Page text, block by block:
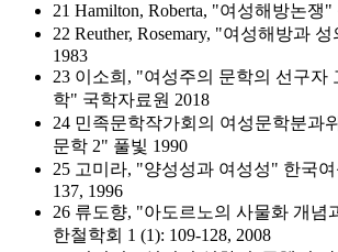
21 Hamilton, Roberta, "여성해방논쟁"
22 Reuther, Rosemary, "여성해방과
1983
23 이소희, "여성주의 문학의 선구자
학" 국학자료원 2018
24 민족문학작가회의 여성문학분과
문학 2" 풀빛 1990
25 고미라, "양성성과 여성성" 한국
137, 1996
26 류도향, "아도르노의 사물화 개념
한철학회 1 (1): 109-128, 2008